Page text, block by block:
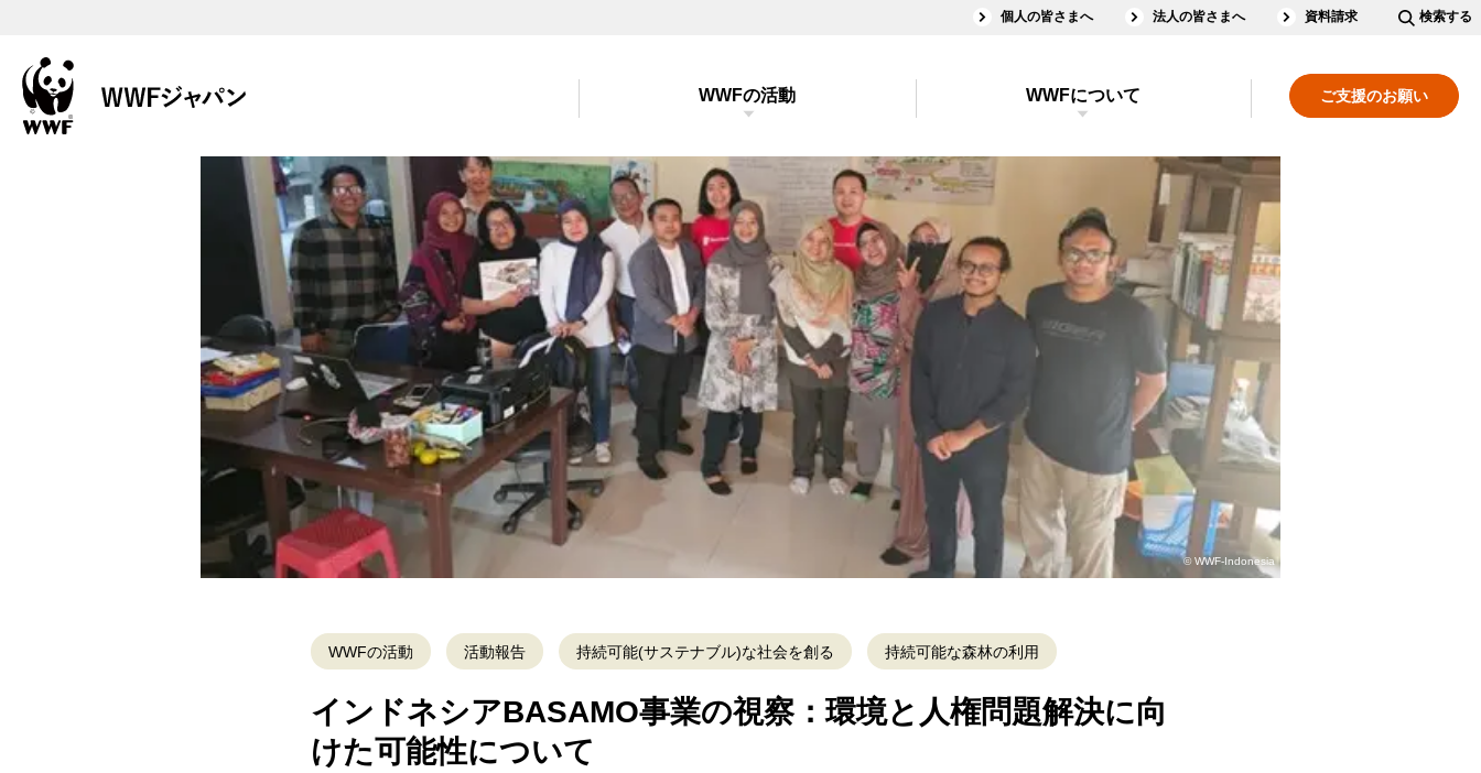
個人の皆さまへ 法人の皆さまへ 資料請求 検索する
ご支援のお願い
WWFの活動 WWFについて
© WWF-Indonesia
WWFの活動 活動報告 持続可能(サステナブル)な社会を創る 持続可能な森林の利用
インドネシアBASAMO事業の視察：環境と人権問題解決に向
けた可能性について